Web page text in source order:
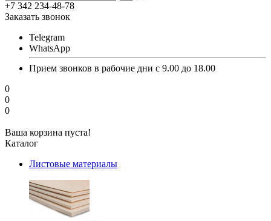
+7 342 234-48-78
Заказать звонок
Telegram
WhatsApp
Прием звонков в рабочие дни с 9.00 до 18.00
0
0
0
Ваша корзина пуста!
Каталог
Листовые материалы